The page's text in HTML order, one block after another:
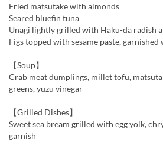
Fried matsutake with almonds
Seared bluefin tuna
Unagi lightly grilled with Haku-da radish
Figs topped with sesame paste,
【Soup】
Crab meat dumplings, millet tofu,
greens, yuzu vinegar
【Grilled Dishes】
Sweet sea bream grilled with egg yolk,
garnish